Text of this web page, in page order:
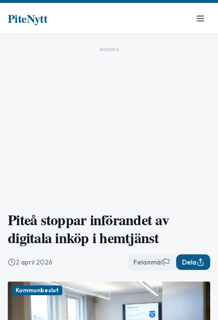
PiteNytt
ANNONS
Piteå stoppar införandet av
digitala inköp i hemtjänst
2 april 2026 Felanmäl Dela
Kommunbeslut